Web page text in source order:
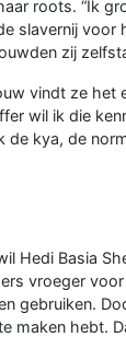
roots. “Ik
slavernij voor
zij
vindt ze het
wil ik die
de kya, de
Hedi Basia
vroeger
gebruiken.
maken hebt.